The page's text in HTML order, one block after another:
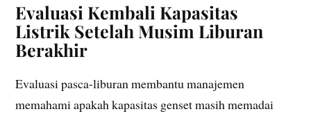
Evaluasi Kembali Kapasitas
Listrik Setelah Musim Liburan
Berakhir
Evaluasi pasca-liburan membantu manajemen
memahami apakah kapasitas genset masih memadai